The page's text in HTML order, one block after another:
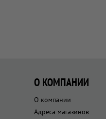
О КОМПАНИИ
О компании
Адреса магазинов